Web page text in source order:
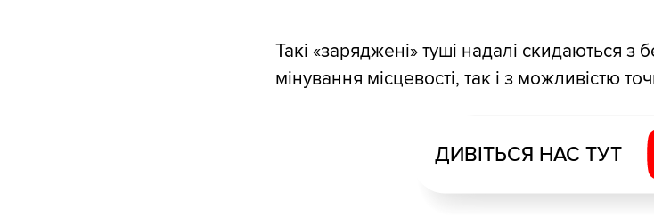
Такі «заряджені» туші надалі скидаються з
мінування місцевості, так і з можливістю
ДИВІТЬСЯ НАС ТУТ